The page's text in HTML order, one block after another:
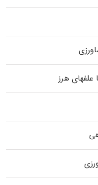
علفهای هرز